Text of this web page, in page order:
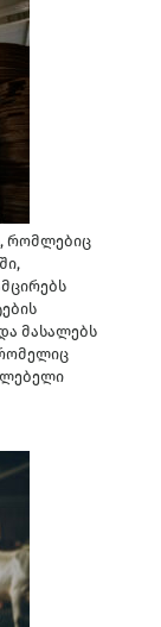
რომლებიც
მასალებს